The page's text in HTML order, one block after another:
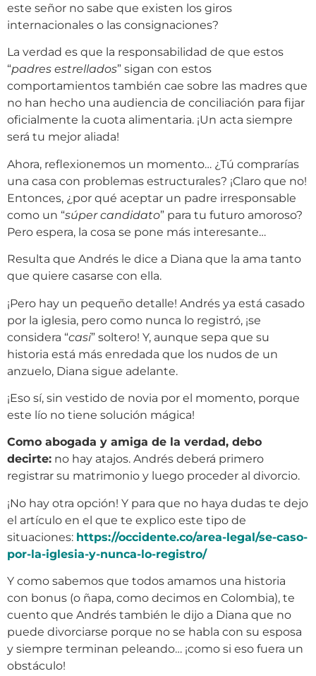
este señor no sabe que existen los giros
internacionales o las consignaciones?
La verdad es que la responsabilidad de que estos
“padres estrellados” sigan con estos
comportamientos también cae sobre las madres que
no han hecho una audiencia de conciliación para fijar
oficialmente la cuota alimentaria. ¡Un acta siempre
será tu mejor aliada!
Ahora, reflexionemos un momento… ¿Tú comprarías
una casa con problemas estructurales? ¡Claro que no!
Entonces, ¿por qué aceptar un padre irresponsable
como un “súper candidato” para tu futuro amoroso?
Pero espera, la cosa se pone más interesante…
Resulta que Andrés le dice a Diana que la ama tanto
que quiere casarse con ella.
¡Pero hay un pequeño detalle! Andrés ya está casado
por la iglesia, pero como nunca lo registró, ¡se
considera “casi” soltero! Y, aunque sepa que su
historia está más enredada que los nudos de un
anzuelo, Diana sigue adelante.
¡Eso sí, sin vestido de novia por el momento, porque
este lío no tiene solución mágica!
Como abogada y amiga de la verdad, debo
decirte: no hay atajos. Andrés deberá primero
registrar su matrimonio y luego proceder al divorcio.
¡No hay otra opción! Y para que no haya dudas te dejo
el artículo en el que te explico este tipo de
situaciones: https://occidente.co/area-legal/se-caso-
por-la-iglesia-y-nunca-lo-registro/
Y como sabemos que todos amamos una historia
con bonus (o ñapa, como decimos en Colombia), te
cuento que Andrés también le dijo a Diana que no
puede divorciarse porque no se habla con su esposa
y siempre terminan peleando… ¡como si eso fuera un
obstáculo!